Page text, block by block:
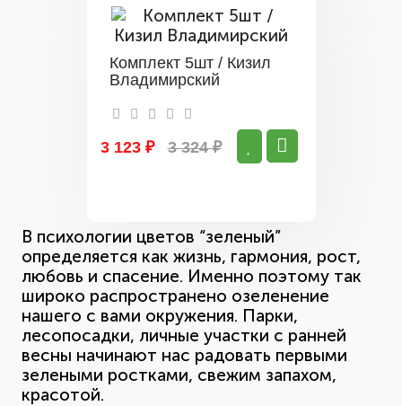
Комплект 5шт / Кизил
Владимирский
3 123 ₽ 3 324 ₽
В психологии цветов “зеленый”
определяется как жизнь, гармония, рост,
любовь и спасение. Именно поэтому так
широко распространено озеленение
нашего с вами окружения. Парки,
лесопосадки, личные участки с ранней
весны начинают нас радовать первыми
зелеными ростками, свежим запахом,
красотой.